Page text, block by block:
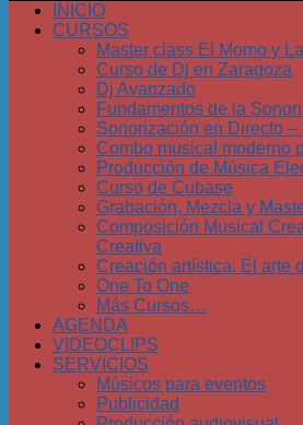
INICIO
CURSOS
Master class El Momo y
Curso de Dj en Zaragoza
Dj Avanzado
Fundamentos de la
Sonorización en Directo
Combo musical moderno
Producción de Música
Curso de Cubase
Grabación, Mezcla y
Composición Musical
Creativa
Creación artística. El arte
One To One
Más Cursos…
AGENDA
VIDEOCLIPS
SERVICIOS
Músicos para eventos
Publicidad